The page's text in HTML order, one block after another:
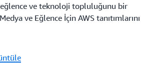
ve teknoloji topluluğunu bir
ve Eğlence İçin AWS tanıtımlarını